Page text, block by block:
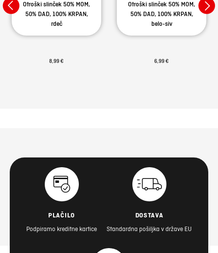
Otroški slinček 50% MOM,
50% DAD, 100% KRPAN,
rdeč
8,99 €
Otroški slinček 50% MOM,
50% DAD, 100% KRPAN,
belo-siv
6,99 €
PLAČILO
Podpiramo kreditne kartice
DOSTAVA
Standardna pošiljka v države EU